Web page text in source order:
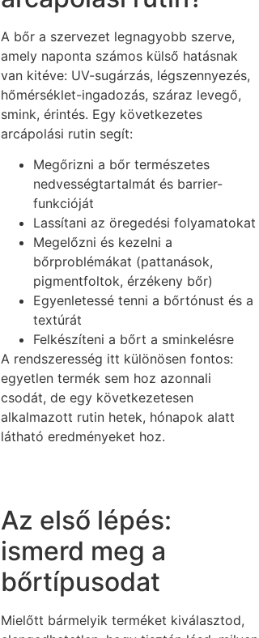
A bőr a szervezet legnagyobb szerve,
amely naponta számos külső hatásnak
van kitéve: UV-sugárzás, légszennyezés,
hőmérséklet-ingadozás, száraz levegő,
smink, érintés. Egy következetes
arcápolási rutin segít:
Megőrizni a bőr természetes
nedvességtartalmát és barrier-
funkcióját
Lassítani az öregedési folyamatokat
Megelőzni és kezelni a
bőrproblémákat (pattanások,
pigmentfoltok, érzékeny bőr)
Egyenletessé tenni a bőrtónust és a
textúrát
Felkészíteni a bőrt a sminkelésre
A rendszeresség itt különösen fontos:
egyetlen termék sem hoz azonnali
csodát, de egy következetesen
alkalmazott rutin hetek, hónapok alatt
látható eredményeket hoz.
Az első lépés:
ismerd meg a
bőrtípusodat
Mielőtt bármelyik terméket kiválasztod,